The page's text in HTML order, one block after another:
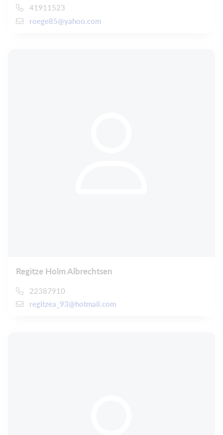
41911523
roege85@yahoo.com
Regitze Holm Albrechtsen
22387910
regitzea_93@hotmail.com